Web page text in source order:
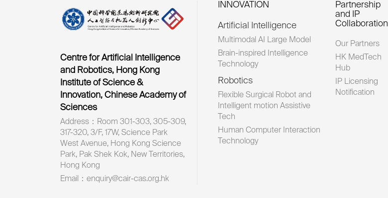
Centre for Artificial Intelligence
and Robotics, Hong Kong
Institute of Science &
Innovation, Chinese Academy of
Sciences
Address：Room 301-303, 305-309,
317-320, 3/F, 17W, Science Park
West Avenue, Hong Kong Science
Park, Pak Shek Kok, New Territories,
Hong Kong
Email：enquiry@cair-cas.org.hk
INNOVATION
Artificial Intelligence
Multimodal AI Large Model
Brain-inspired Intelligence
Technology
Robotics
Flexible Surgical Robot and
Intelligent motion Assistive
Tech
Human Computer Interaction
Technology
Partnership
and IP
Collaboration
Our Partners
HK MedTech
Hub
IP Licensing
Notification